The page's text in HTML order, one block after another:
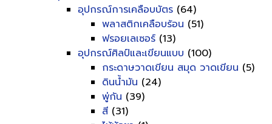
อุปกรณ์การเคลือบบัตร (64)
พลาสติกเคลือบร้อน (51)
ฟรอยเลเซอร์ (13)
อุปกรณ์ศิลป์และเขียนแบบ (100)
กระดาษวาดเขียน สมุด วาดเขียน (5)
ดินน้ำมัน (24)
พู่กัน (39)
สี (31)